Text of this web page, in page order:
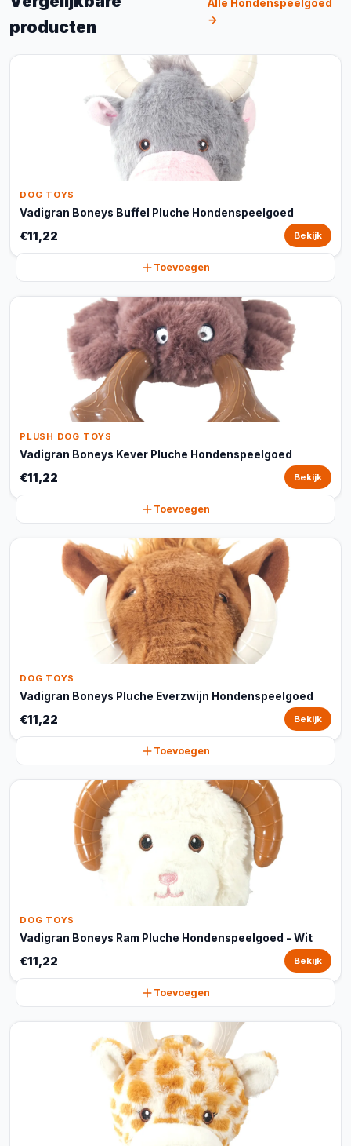
producten
Alle Hondenspeelgoed
→
DOG TOYS
Vadigran Boneys Buffel Pluche Hondenspeelgoed
€11,22 Bekijk
Toevoegen
PLUSH DOG TOYS
Vadigran Boneys Kever Pluche Hondenspeelgoed
€11,22 Bekijk
Toevoegen
DOG TOYS
Vadigran Boneys Pluche Everzwijn Hondenspeelgoed
€11,22 Bekijk
Toevoegen
DOG TOYS
Vadigran Boneys Ram Pluche Hondenspeelgoed - Wit
€11,22 Bekijk
Toevoegen